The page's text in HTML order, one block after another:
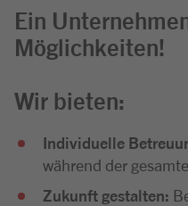
Ein
Möglichkeiten!
Wir bieten:
Individuelle
während der
Zukunft gestalten: